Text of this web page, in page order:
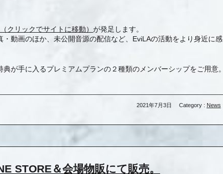
クリックでサイトに移動） が発足します。
動画のほか、未公開音源の配信など、EviLAの活動をより身近に感
典が手に入るプレミアムプランの２種類のメンバーシップをご用意。
2021年7月3日 Category : News
STORE＆会場物販にて販売。